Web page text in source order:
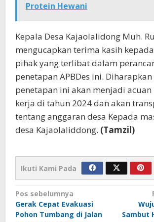
Protein Hewani
Kepala Desa Kajaolalidong Muh.
mengucapkan terima kasih
pihak yang terlibat dalam
penetapan APBDes ini.
penetapan ini akan menjadi acuan
kerja di tahun 2024 dan akan
tentang anggaran desa Kepada
desa Kajaolaliddong. (Tamzil)
Ikuti Kami Pada
Navigasi
pos
Pos sebelumnya
Gerak Cepat Evakuasi
Pohon Tumbang di Jalan
Sambut